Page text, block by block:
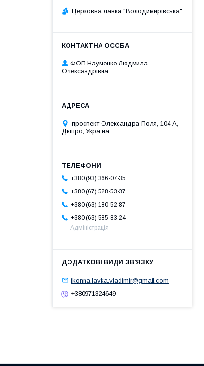
Церковна лавка "Володимирівська"
ФОП Науменко Людмила
Олександрівна
проспект Олександра Поля, 104 А,
Дніпро, Україна
+380 (93) 366-07-35
+380 (67) 528-53-37
+380 (63) 180-52-87
+380 (63) 585-83-24
Адміністрація
ikonna.lavka.vladimir@gmail.com
+380971324649